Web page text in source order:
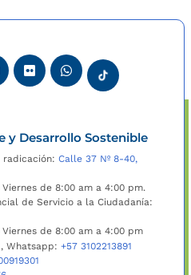
y Desarrollo Sostenible
radicación: Calle 37 Nº 8-40,
de 8:00 am a 4:00 pm.
de Servicio a la Ciudadanía:
de 8:00 am a 4:00 pm
, Whatsapp: +57 3102213891